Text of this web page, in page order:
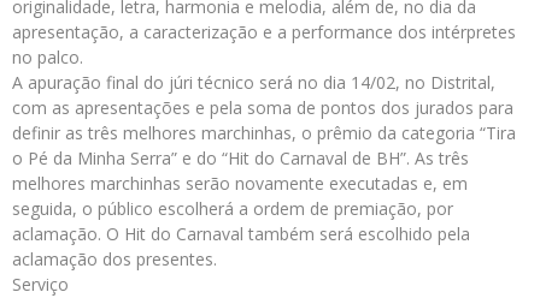
originalidade, letra, harmonia e melodia, além de, no dia da
apresentação, a caracterização e a performance dos intérpretes
no palco.
A apuração final do júri técnico será no dia 14/02, no Distrital,
com as apresentações e pela soma de pontos dos jurados para
definir as três melhores marchinhas, o prêmio da categoria “Tira
o Pé da Minha Serra” e do “Hit do Carnaval de BH”. As três
melhores marchinhas serão novamente executadas e, em
seguida, o público escolherá a ordem de premiação, por
aclamação. O Hit do Carnaval também será escolhido pela
aclamação dos presentes.
Serviço